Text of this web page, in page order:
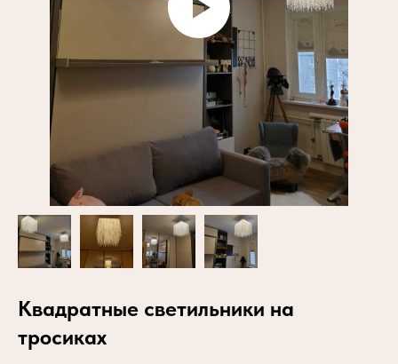
Квадратные светильники на
тросиках